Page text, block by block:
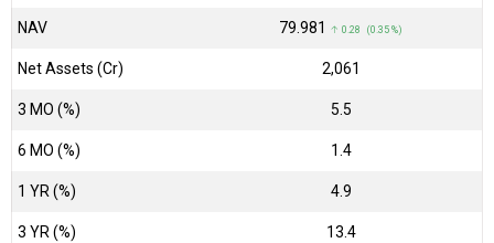
NAV ₹79.981 ↑ 0.28 (0.35 %)
Net Assets (Cr) ₹2,061
3 MO (%) 5.5
6 MO (%) 1.4
1 YR (%) 4.9
3 YR (%) 13.4